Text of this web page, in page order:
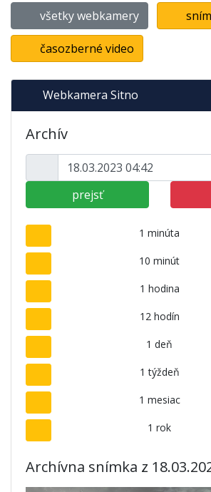
všetky webkamery
časozberné video
Webkamera Sitno
Archív
prejsť
1 minúta
10 minút
1 hodina
12 hodín
1 deň
1 týždeň
1 mesiac
1 rok
Archívna snímka z